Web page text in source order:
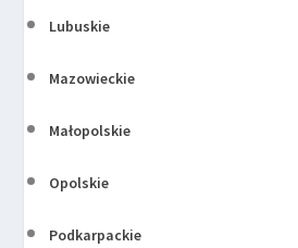
Lubuskie
Mazowieckie
Małopolskie
Opolskie
Podkarpackie